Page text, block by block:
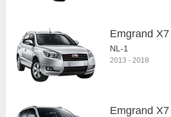
Emgrand X7
NL-1
2013 - 2018
Emgrand X7